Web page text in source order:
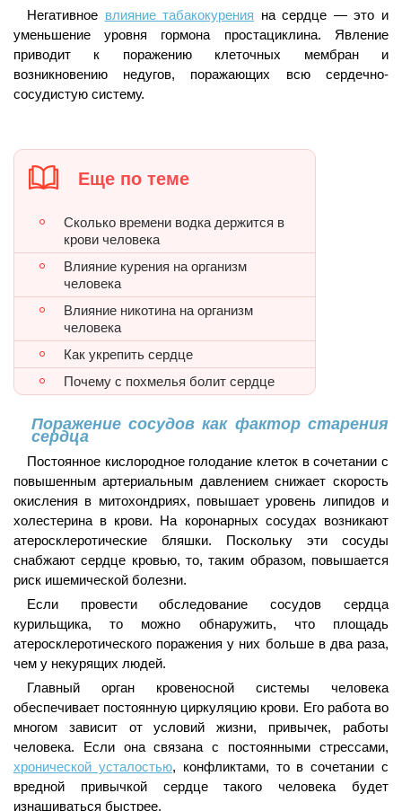
Негативное влияние табакокурения на сердце — это и
уменьшение уровня гормона простациклина. Явление
приводит к поражению клеточных мембран и
возникновению недугов, поражающих всю сердечно-
сосудистую систему.
Еще по теме
Сколько времени водка держится в
крови человека
Влияние курения на организм
человека
Влияние никотина на организм
человека
Как укрепить сердце
Почему с похмелья болит сердце
Поражение сосудов как фактор старения
сердца
Постоянное кислородное голодание клеток в сочетании с
повышенным артериальным давлением снижает скорость
окисления в митохондриях, повышает уровень липидов и
холестерина в крови. На коронарных сосудах возникают
атеросклеротические бляшки. Поскольку эти сосуды
снабжают сердце кровью, то, таким образом, повышается
риск ишемической болезни.
Если провести обследование сосудов сердца
курильщика, то можно обнаружить, что площадь
атеросклеротического поражения у них больше в два раза,
чем у некурящих людей.
Главный орган кровеносной системы человека
обеспечивает постоянную циркуляцию крови. Его работа во
многом зависит от условий жизни, привычек, работы
человека. Если она связана с постоянными стрессами,
хронической усталостью, конфликтами, то в сочетании с
вредной привычкой сердце такого человека будет
изнашиваться быстрее.